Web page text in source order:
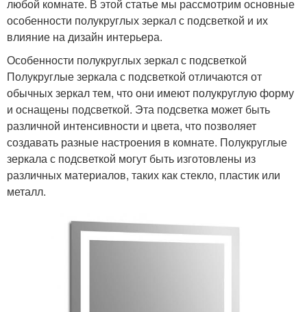
любой комнате. В этой статье мы рассмотрим основные
особенности полукруглых зеркал с подсветкой и их
влияние на дизайн интерьера.
Особенности полукруглых зеркал с подсветкой
Полукруглые зеркала с подсветкой отличаются от
обычных зеркал тем, что они имеют полукруглую форму
и оснащены подсветкой. Эта подсветка может быть
различной интенсивности и цвета, что позволяет
создавать разные настроения в комнате. Полукруглые
зеркала с подсветкой могут быть изготовлены из
различных материалов, таких как стекло, пластик или
металл.